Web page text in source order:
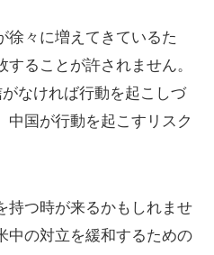
々に増えてきているた
ることが許されません。
なければ行動を起こしづ
中国が行動を起こすリスク
つ時が来るかもしれませ
中の対立を緩和するための